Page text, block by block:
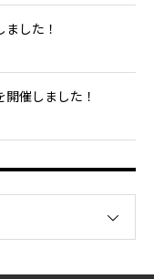
した！
催しました！